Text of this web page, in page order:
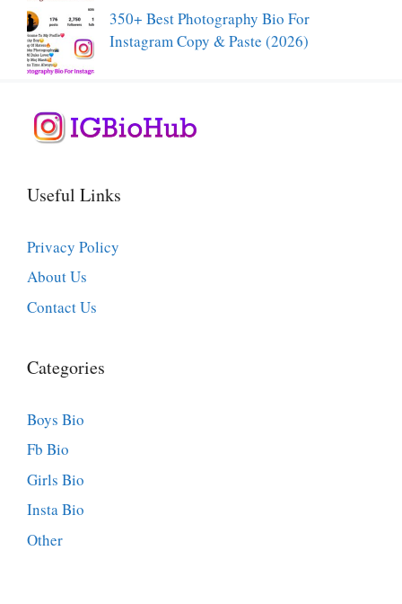
350+ Best Photography Bio For
Instagram Copy & Paste (2026)
Useful Links
Privacy Policy
About Us
Contact Us
Categories
Boys Bio
Fb Bio
Girls Bio
Insta Bio
Other